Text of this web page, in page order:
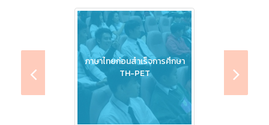
ภาษาไทยก่อนสำเร็จการศึกษา
TH-PET